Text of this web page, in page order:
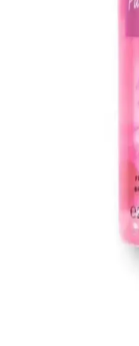
Lancome Juicy Tubes, 20
katan nemlendirici lip gloss
Espoir Dewlike Jello
Day Fixx Mist Ürün
Espoir Dewlike Jello
Up Setting Fixx Mist,
sunar. Ürünlerin özellikleri,
alma yöntemleri detaylıca
Combinal Kirpik
Süreli Kirpik
Combinal Kirpik Lifting
uzun süre kalıcı etkiler
Gözleri belirginleştirir ve